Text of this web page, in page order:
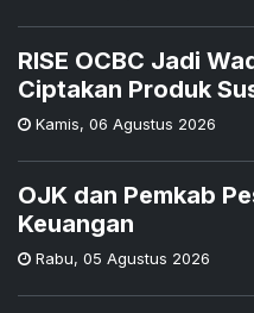
RISE OCBC Jadi
Ciptakan Produk
Kamis, 06 Agustus 2026
OJK dan Pemkab
Keuangan
Rabu, 05 Agustus 2026